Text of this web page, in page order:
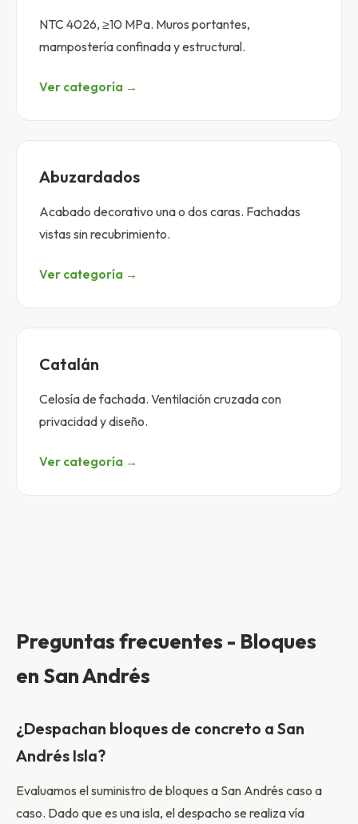
NTC 4026, ≥10 MPa. Muros portantes,
mampostería confinada y estructural.
Ver categoría →
Abuzardados
Acabado decorativo una o dos caras. Fachadas
vistas sin recubrimiento.
Ver categoría →
Catalán
Celosía de fachada. Ventilación cruzada con
privacidad y diseño.
Ver categoría →
Preguntas frecuentes - Bloques
en San Andrés
¿Despachan bloques de concreto a San
Andrés Isla?
Evaluamos el suministro de bloques a San Andrés caso a
caso. Dado que es una isla, el despacho se realiza vía